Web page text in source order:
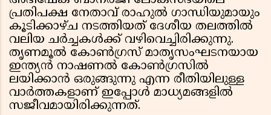
പ്രതിപക്ഷ നേതാവ് രാഹുൽ ഗാന്ധിയുമായും
കൂടിക്കാഴ്ച നടത്തിയത് ദേശീയ തലത്തിൽ
വലിയ ചർച്ചകൾക്ക് വഴിവെച്ചിരിക്കുന്നു.
തൃണമൂൽ കോൺഗ്രസ് മാതൃസംഘടനയായ
ഇന്ത്യൻ നാഷണൽ കോൺഗ്രസിൽ
ലയിക്കാൻ ഒരുങ്ങുന്നു എന്ന രീതിയിലുള്ള
വാർത്തകളാണ് ഇപ്പോൾ മാധ്യമങ്ങളിൽ
സജീവമായിരിക്കുന്നത്.